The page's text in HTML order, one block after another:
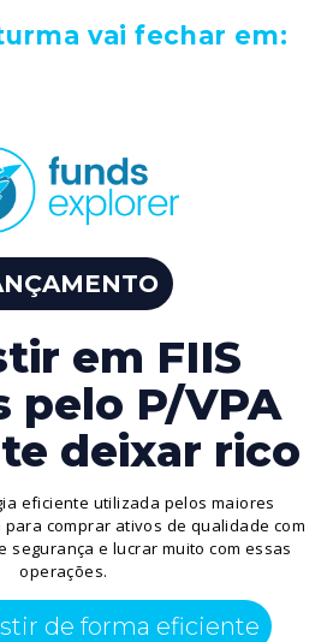
vai fechar em:
em FIIS
pelo P/VPA
deixar rico
eficiente utilizada pelos maiores
comprar ativos de qualidade com
segurança e lucrar muito com essas
operações.
de forma eficiente